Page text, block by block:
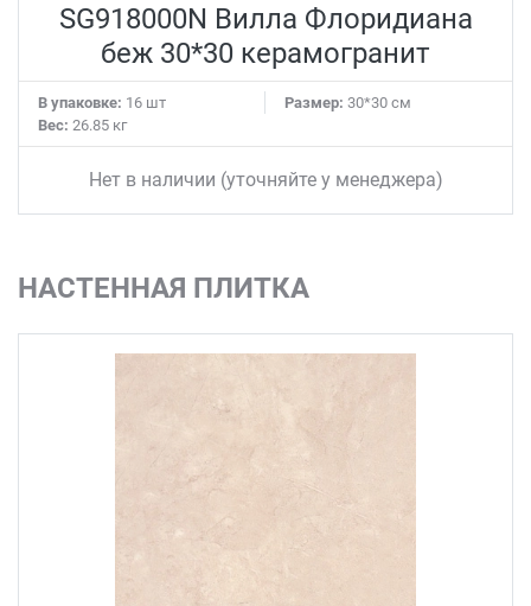
SG918000N Вилла Флоридиана
беж 30*30 керамогранит
В упаковке: 16 шт Размер: 30*30 см
Вес: 26.85 кг
Нет в наличии (уточняйте у менеджера)
НАСТЕННАЯ ПЛИТКА